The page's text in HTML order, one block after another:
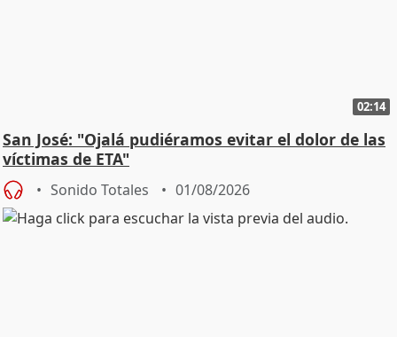
02:14
San José: "Ojalá pudiéramos evitar el dolor de las
víctimas de ETA"
Sonido Totales 01/08/2026